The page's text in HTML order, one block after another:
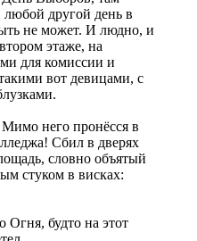
любой другой день в
не может. И людно, и
этаже, на
для комиссии и
вот девицами, с
него пронёсся в
Сбил в дверях
словно объятый
стуком в висках:
Огня, будто на этот